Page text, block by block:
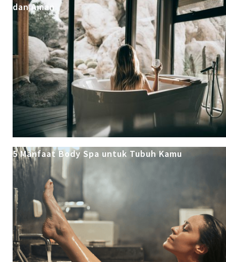
dan Aman
5 Manfaat Body Spa untuk Tubuh Kamu